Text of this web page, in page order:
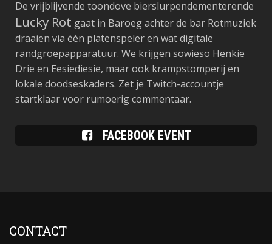
De vrijblijvende toondove bierslurpendementerende
Lucky Rot gaat in Baroeg achter de bar Rotmuziek
draaien via één platenspeler en wat digitale
randgroepapparatuur. We krijgen sowieso Henkie
Drie en Eesiediesie, maar ook krampstomperij en
lokale doodseskaders. Zet je Twitch-accountje
startklaar voor rumoerig commentaar.
FACEBOOK EVENT
CONTACT